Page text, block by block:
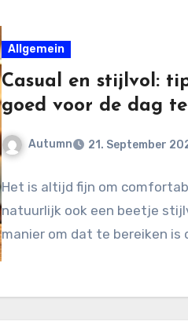
Allgemein
Casual en stijlvol:
goed voor de dag
Autumn 21. September
Het is altijd fijn om
natuurlijk ook een beetje
manier om dat te bereiken is